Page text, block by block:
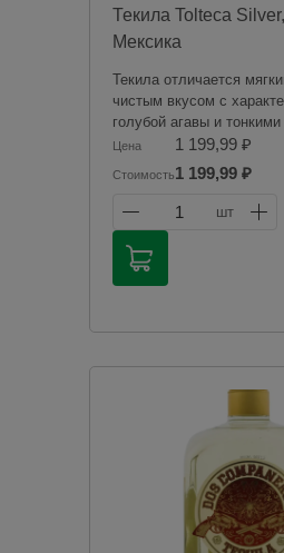
Текила Tolteca
Мексика
Текила отличается
чистым вкусом с
голубой агавы и
перца. У текилы
тонами запеченной
Продажа алкогольной
дистанционным
соответствии с
Российской Федерации.
осуществляем доставку
«Алкоголь» будут
Чрезмерное
вредит вашему здоровью.
Цена 1 199,99 ₽
Стоимость1 199,99 ₽
1 шт